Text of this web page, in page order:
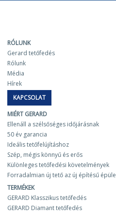
RÓLUNK
Gerard tetőfedés
Rólunk
Média
Hírek
KAPCSOLAT
MIÉRT GERARD
Ellenáll a szélsőséges időjárásnak
50 év garancia
Ideális tetőfelújításhoz
Szép, mégis könnyű és erős
Különleges tetőfedési követelmények
Forradalmian új tető az új építésű
TERMÉKEK
GERARD Klasszikus tetőfedés
GERARD Diamant tetőfedés